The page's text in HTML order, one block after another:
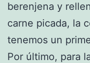
berenjena y
carne picada, la
tenemos un
Por último, para